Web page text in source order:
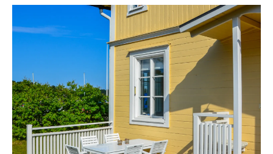
Helkaklad toalett med wc och handfat och garderob
inredd med tvättmaskin och torktumlare.
På Sandhamn finns allt man önskar av sitt
skärgårdsboende. Året runt öppen affär. Krogar, cafeér,
restauranger, nattklubb och inte minst den underbara
naturen på och runt ön. Spela minigolv, tennis, låt
barnen lära sig simma eller segla och mycket mycket
mera.